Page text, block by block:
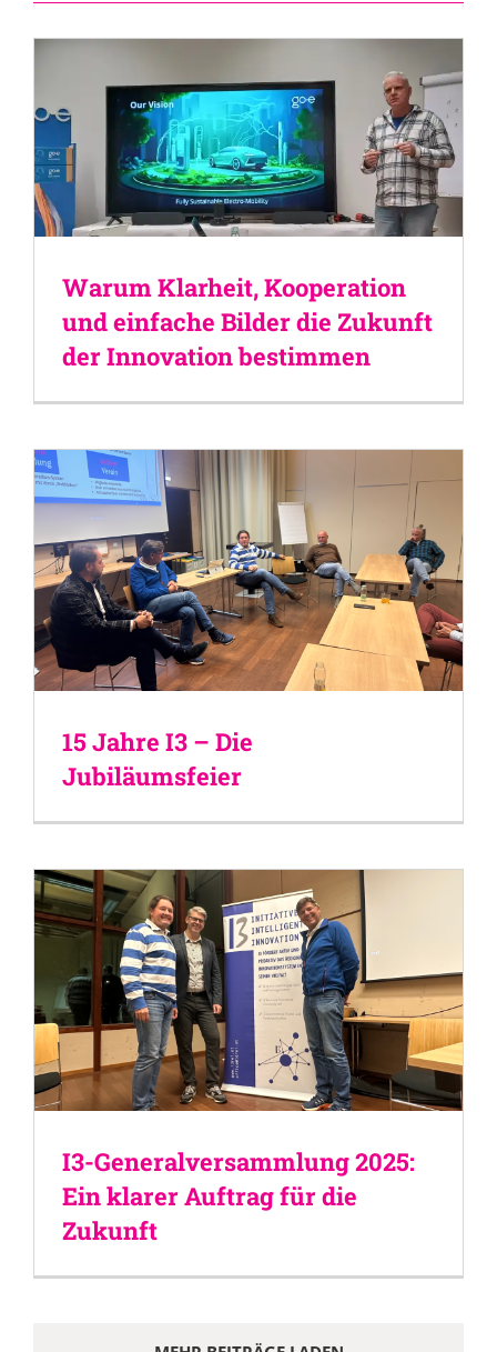
Warum Klarheit, Kooperation
und einfache Bilder die Zukunft
der Innovation bestimmen
15 Jahre I3 – Die
Jubiläumsfeier
I3-Generalversammlung 2025:
Ein klarer Auftrag für die
Zukunft